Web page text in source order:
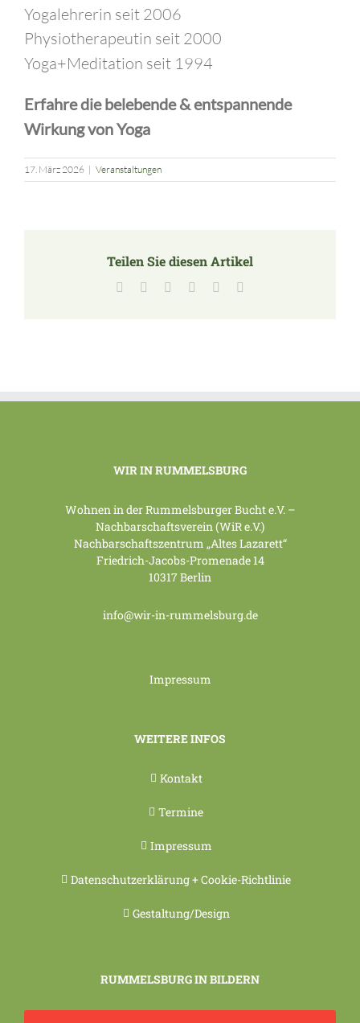
Yogalehrerin seit 2006
Physiotherapeutin seit 2000
Yoga+Meditation seit 1994
Erfahre die belebende& entspannende
Wirkung von Yoga
17. März 2026 | Veranstaltungen
Teilen Sie diesen Artikel
Facebook LinkedIn
TumblrPinterest
WIR IN RUMMELSBURG
Wohnen in der Rummelsburger Bucht e.V. –
Nachbarschaftsverein (WiR e.V.)
Nachbarschaftszentrum „Altes Lazarett“
Friedrich-Jacobs-Promenade 14
10317 Berlin
info@wir-in-rummelsburg.de
Impressum
WEITERE INFOS
Kontakt
Termine
Impressum
Datenschutzerklärung + Cookie-Richtlinie
Gestaltung/Design
RUMMELSBURG IN BILDERN